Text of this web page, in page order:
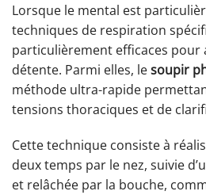
Lorsque le mental est
techniques de respiration
particulièrement efficaces pour
détente. Parmi elles, lesoupir
méthode ultra-rapide
tensions thoraciques et de
Cette technique consiste à
deux temps par le nez, suivie
et relâchée par la bouche,